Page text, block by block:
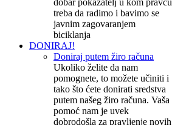
dobar pokazatelj u kom pravcu
treba da radimo i bavimo se
javnim zagovaranjem
biciklanja
DONIRAJ!
Doniraj putem žiro računa
Ukoliko želite da nam
pomognete, to možete učiniti i
tako što ćete donirati sredstva
putem našeg žiro računa. Vaša
pomoć nam je uvek
dobrodošla za pravljenje novih